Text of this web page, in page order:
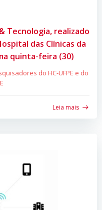
Tecnologia, realizado
das Clínicas da
quinta-feira (30)
do HC-UFPE e do
Leia mais